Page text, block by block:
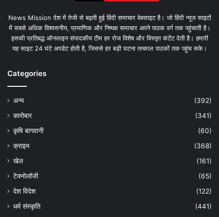
News Mission देश में तेजी से बढ़ती हुई हिंदी समाचार वेबसाइट है। जो हिंदी न्यूज साइटों
में सबसे अधिक विश्वसनीय, प्रमाणिक और निष्पक्ष समाचार अपने पाठक वर्ग तक पहुंचाती है।
इसकी प्रतिबद्ध ऑनलाइन संपादकीय टीम हर रोज विशेष और विस्तृत कंटेंट देती है। हमारी
यह साइट 24 घंटे अपडेट होती है, जिससे हर बड़ी घटना तत्काल पाठकों तक पहुंच सके।
Categories
अन्य
(392)
कारोबार
(341)
कृषि बागवानी
(60)
क्राइम
(368)
खेल
(161)
टेक्नोलॉजी
(65)
देश विदेश
(122)
धर्म संस्कृति
(441)